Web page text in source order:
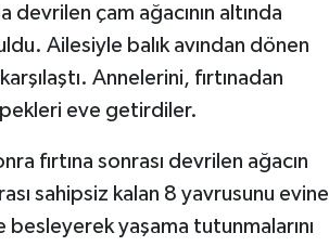
çam ağacının altında
Ailesiyle balık avından dönen
Annelerini, fırtınadan
eve getirdiler.
fırtına sonrası devrilen ağacın
sahipsiz kalan 8 yavrusunu evine
yaşama tutunmalarını